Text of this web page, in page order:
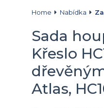
Home Nabídka
Sada
Křeslo
Atlas,